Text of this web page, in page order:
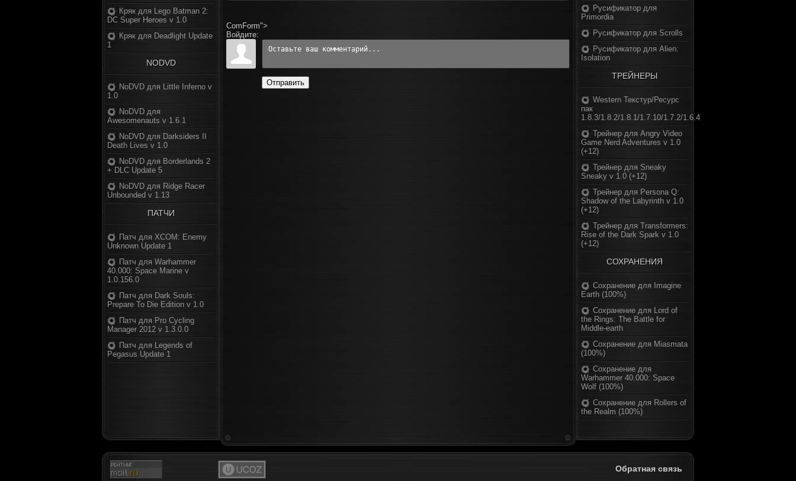
Кряк для Lego Batman 2:
DC Super Heroes v 1.0
Кряк для Deadlight Update
1
NODVD
NoDVD для Little Inferno v
1.0
NoDVD для
Awesomenauts v 1.6.1
NoDVD для Darksiders II
Death Lives v 1.0
NoDVD для Borderlands 2
+ DLC Update 5
NoDVD для Ridge Racer
Unbounded v 1.13
ПАТЧИ
Патч для XCOM: Enemy
Unknown Update 1
Патч для Warhammer
40.000: Space Marine v
1.0.156.0
Патч для Dark Souls:
Prepare To Die Edition v 1.0
Патч для Pro Cycling
Manager 2012 v 1.3.0.0
Патч для Legends of
Pegasus Update 1
ComForm">
Войдите:
Отправить
Русификатор для
Primordia
Русификатор для Scrolls
Русификатор для Alien:
Isolation
ТРЕЙНЕРЫ
Western Текстур/Ресурс
пак
1.8.3/1.8.2/1.8.1/1.7.10/1.7.2/1.6.4
Трейнер для Angry Video
Game Nerd Adventures v 1.0
(+12)
Трейнер для Sneaky
Sneaky v 1.0 (+12)
Трейнер для Persona Q:
Shadow of the Labyrinth v 1.0
(+12)
Трейнер для Transformers:
Rise of the Dark Spark v 1.0
(+12)
СОХРАНЕНИЯ
Сохранение для Imagine
Earth (100%)
Сохранение для Lord of
the Rings: The Battle for
Middle-earth
Сохранение для Miasmata
(100%)
Сохранение для
Warhammer 40.000: Space
Wolf (100%)
Сохранение для Rollers of
the Realm (100%)
Обратная связь